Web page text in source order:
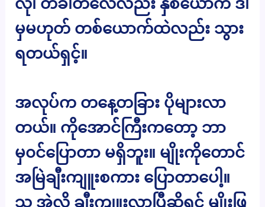
မှမဟုတ် တစ်ယောက်ထဲလည်း သွား
ရတယ်ရှင့်။
အလုပ်က တနေ့တခြား ပိုများလာ
တယ်။ ကိုအောင်ကြီးကတော့ ဘာ
မှ၀င်ပြောတာ မရှိဘူး။ မျိုးကိုတောင်
အမြဲချီးကျူးစကား ပြောတာပေါ့။
သူ အဲ့လို ချီးကျူးလာပြီဆိုရင် မျိုးဖြ